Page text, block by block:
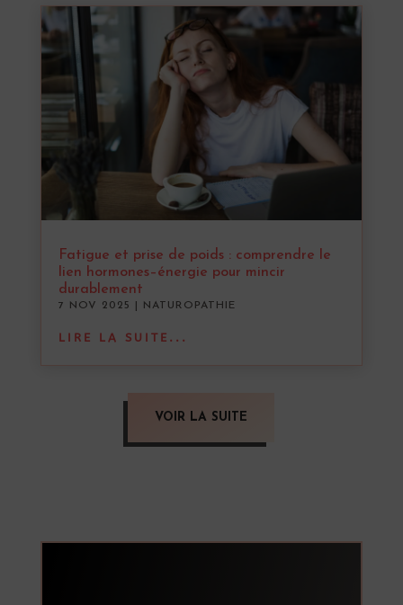
Fatigue et prise de poids : comprendre le
lien hormones–énergie pour mincir
durablement
7 NOV 2025 NATUROPATHIE
LIRE LA SUITE...
VOIR LA SUITE